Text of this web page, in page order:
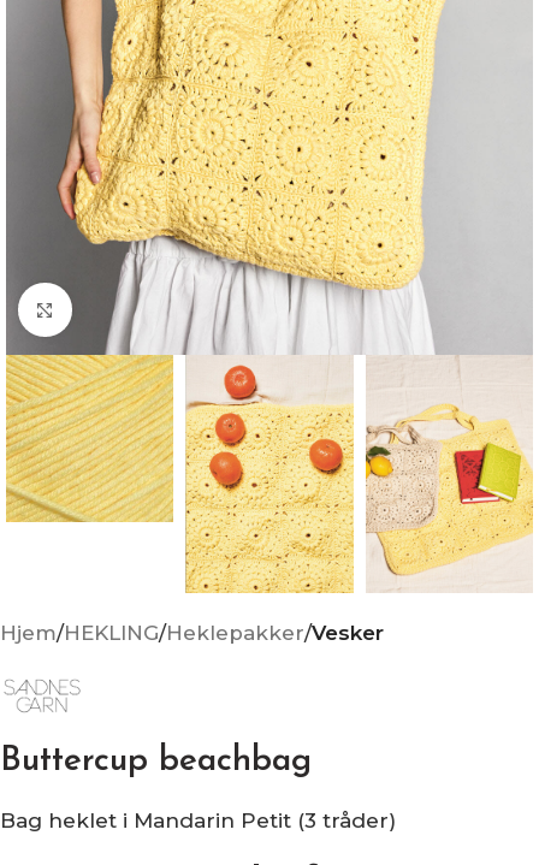
Click to enlarge
Hjem HEKLING Heklepakker Vesker
Buttercup beachbag
Bag heklet i Mandarin Petit (3 tråder)